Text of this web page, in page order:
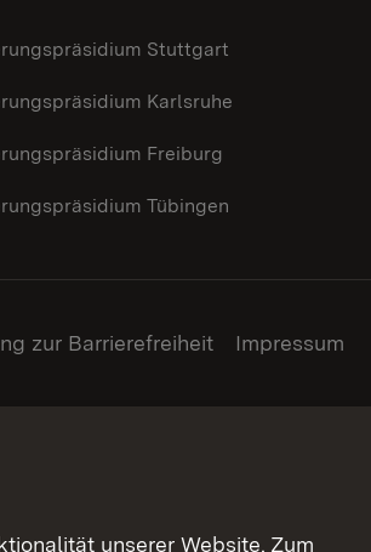
Stuttgart
Karlsruhe
Freiburg
Tübingen
zur Barrierefreiheit Impressum
unserer Website. Zum